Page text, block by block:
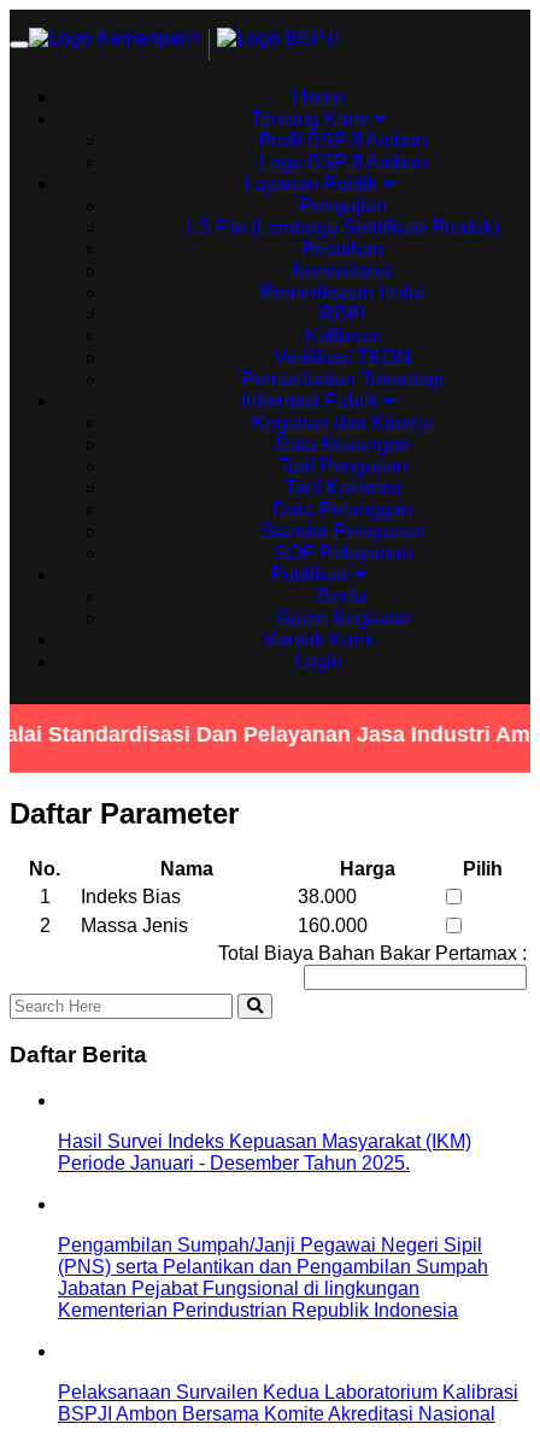
Toggle
Home
Tentang Kami
Profil BSPJI Ambon
Logo BSPJI Ambon
Layanan Publik
Pengujian
LS Pro (Lembaga Sertifikasi Produk)
Pelatihan
Konsultansi
Pemeriksaan Halal
RBPI
Kalibrasi
Verifikasi TKDN
Pemanfaatan Teknologi
Informasi Publik
Kegiatan dan Kinerja
Data Keuangan
Tarif Pengujian
Tarif Kalibrasi
Data Pelanggan
Standar Pelayanan
SOP Pelayanan
Publikasi
Berita
Galeri Kegiatan
Kontak Kami
Login
Standardisasi Dan Pelayanan Jasa Industri
Daftar Parameter
No. Nama Harga
Pilih
1
Indeks Bias
38.000
2
Massa Jenis
160.000
Total Biaya Bahan Bakar Pertamax :
Daftar Berita
Hasil Survei Indeks Kepuasan Masyarakat (IKM)
Periode Januari - Desember Tahun 2025.
Pengambilan Sumpah/Janji Pegawai Negeri Sipil
(PNS) serta Pelantikan dan Pengambilan Sumpah
Jabatan Pejabat Fungsional di lingkungan
Kementerian Perindustrian Republik Indonesia
Pelaksanaan Survailen Kedua Laboratorium Kalibrasi
BSPJI Ambon Bersama Komite Akreditasi Nasional